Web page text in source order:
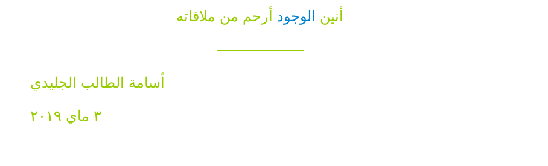
أنين الوجود أرحم من ملاقاته
——————
أسامة الطالب الجليدي
٣ ماي ٢٠١٩